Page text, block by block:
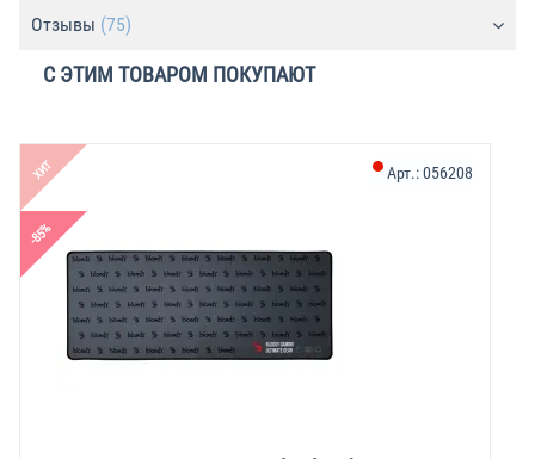
Отзывы (75)
С ЭТИМ ТОВАРОМ ПОКУПАЮТ
ХИТ
-85%
Арт.:056208